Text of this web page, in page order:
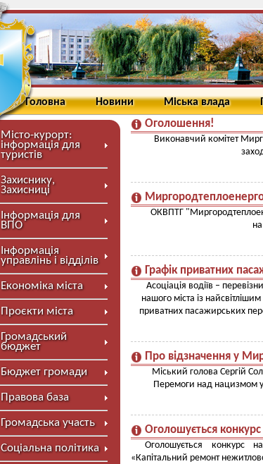
Головна Новини Міська влада
Місто-курорт:
інформація для
туристів
Захиснику,
Захисниці
Інформація для
ВПО
Інформація
управлінь і відділів
Економіка міста
Проєкти міста
Громадський
бюджет
Бюджет громади
Правова база
Громадська участь
Соціальна політика
Оголошення!
Виконавчий комітет
ОКВПТГ
Графік приватних
Асоціація водіїв –
нашого міста із
приватних пасажирських
Про відзначення у
Міський голова Сергій
Перемоги над нацизмом у
Оголошується конкурс
Оголошується конкурс
«Капітальний ремонт